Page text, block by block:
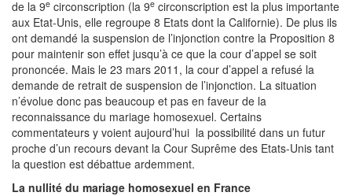
de la 9e circonscription (la 9e circonscription est la plus importante
aux Etat-Unis, elle regroupe 8 Etats dont la Californie). De plus ils
ont demandé la suspension de l’injonction contre la Proposition 8
pour maintenir son effet jusqu’à ce que la cour d’appel se soit
prononcée. Mais le 23 mars 2011, la cour d’appel a refusé la
demande de retrait de suspension de l’injonction. La situation
n’évolue donc pas beaucoup et pas en faveur de la
reconnaissance du mariage homosexuel. Certains
commentateurs y voient aujourd’hui la possibilité dans un futur
proche d’un recours devant la Cour Suprême des Etats-Unis tant
la question est débattue ardemment.
La nullité du mariage homosexuel en France